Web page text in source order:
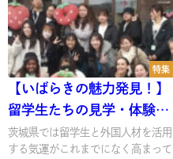
特集
【いばらきの魅力発見！】
留学生たちの見学・体験ツ
アー!!
茨城県では留学生と外国人材を活用
する気運がこれまでになく高まって